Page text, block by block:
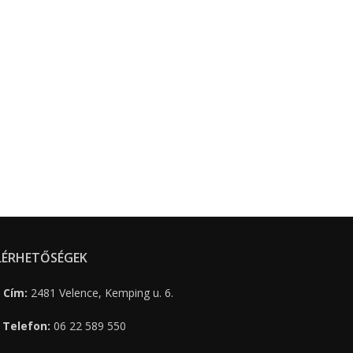
Cím: 2481 Velence, Kemping u. 6.
Telefon: 06 22 589 550